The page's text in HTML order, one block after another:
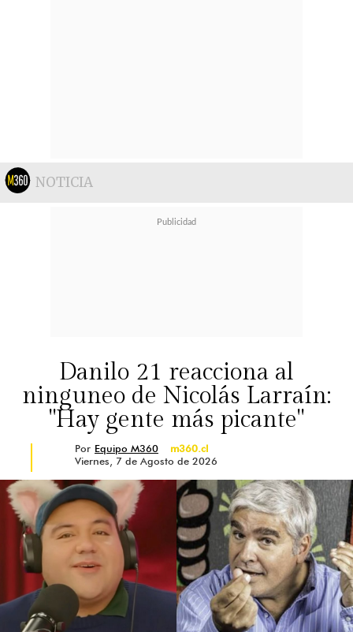
NOTICIA
Danilo 21 reacciona al
ninguneo de Nicolás Larraín:
"Hay gente más picante"
Por Equipo M360
m360.cl
Viernes, 7 de Agosto de 2026